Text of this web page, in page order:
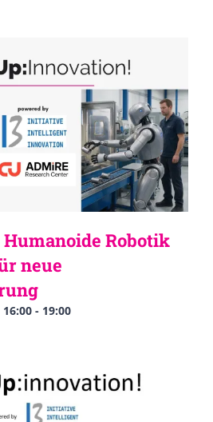
Robotik
neue
- 19:00